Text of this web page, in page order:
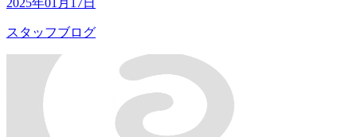
2025年01月17日
スタッフブログ